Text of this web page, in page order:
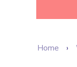
Home